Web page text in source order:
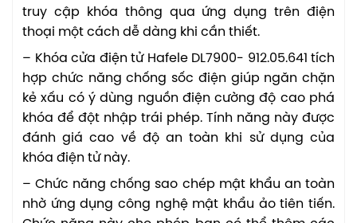
truy cập khóa thông qua ứng dụng trên điện
thoại một cách dễ dàng khi cần thiết.
– Khóa cửa điện tử Hafele DL7900- 912.05.641 tích
hợp chức năng chống sốc điện giúp ngăn chặn
kẻ xấu có ý dùng nguồn điện cường độ cao phá
khóa để đột nhập trái phép. Tính năng này được
đánh giá cao về độ an toàn khi sử dụng của
khóa điện tử này.
– Chức năng chống sao chép mật khẩu an toàn
nhờ ứng dụng công nghệ mật khẩu ảo tiên tiến.